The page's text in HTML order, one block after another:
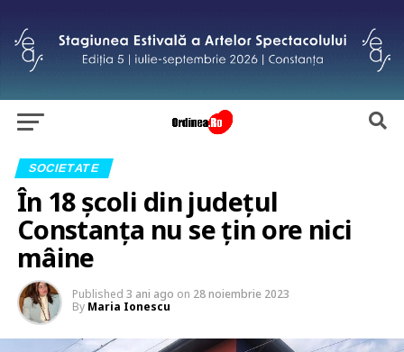
SOCIETATE
În 18 școli din județul
Constanța nu se țin ore nici
mâine
Published 3 ani ago on 28 noiembrie 2023
By Maria Ionescu